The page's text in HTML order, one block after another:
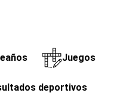
Juegos
deportivos